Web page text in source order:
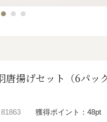
唐揚げセット（6パッ
81863
獲得ポイント：48pt